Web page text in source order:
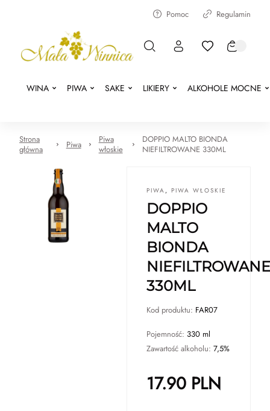
Pomoc Regulamin
WINA PIWA SAKE LIKIERY ALKOHOLE MOCNE
Strona
główna
Piwa
Piwa
włoskie
DOPPIO MALTO BIONDA
NIEFILTROWANE 330ML
PIWA , PIWA WŁOSKIE
DOPPIO
MALTO
BIONDA
NIEFILTROWANE
330ML
Kod produktu: FAR07
Pojemność: 330 ml
Zawartość alkoholu: 7,5%
17.90PLN